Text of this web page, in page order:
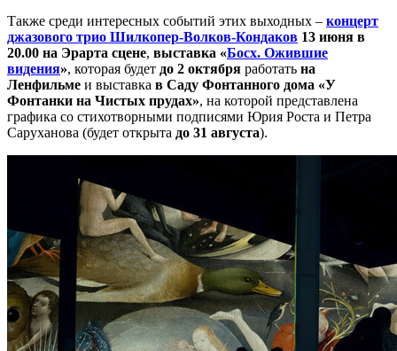
Также среди интересных событий этих выходных – концерт
джазового трио Шилкопер-Волков-Кондаков 13 июня в
20.00 на Эрарта сцене, выставка «Босх. Ожившие
видения», которая будет до 2 октября работать на
Ленфильме и выставка в Саду Фонтанного дома «У
Фонтанки на Чистых прудах», на которой представлена
графика со стихотворными подписями Юрия Роста и Петра
Саруханова (будет открыта до 31 августа).